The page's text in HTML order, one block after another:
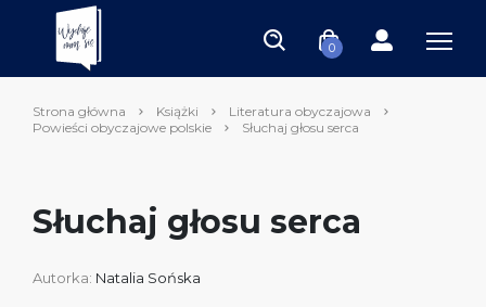
0
Strona główna Książki
Literatura obyczajowa
Powieści obyczajowe polskie
Słuchaj głosu serca
Słuchaj głosu serca
Autorka: Natalia Sońska